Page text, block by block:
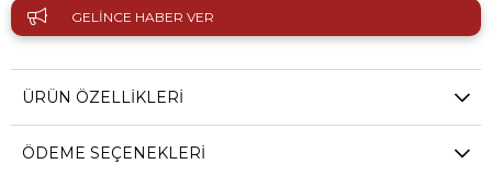
GELINCE HABER VER
ÜRÜN ÖZELLIKLERI
ÖDEME SEÇENEKLERI